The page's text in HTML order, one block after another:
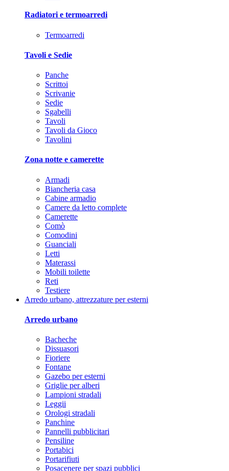
Radiatori e termoarredi
Termoarredi
Tavoli e Sedie
Panche
Scrittoi
Scrivanie
Sedie
Sgabelli
Tavoli
Tavoli da Gioco
Tavolini
Zona notte e camerette
Armadi
Biancheria casa
Cabine armadio
Camere da letto complete
Camerette
Comò
Comodini
Guanciali
Letti
Materassi
Mobili toilette
Reti
Testiere
Arredo urbano, attrezzature per esterni
Arredo urbano
Bacheche
Dissuasori
Fioriere
Fontane
Gazebo per esterni
Griglie per alberi
Lampioni stradali
Leggii
Orologi stradali
Panchine
Pannelli pubblicitari
Pensiline
Portabici
Portarifiuti
Posacenere per spazi pubblici